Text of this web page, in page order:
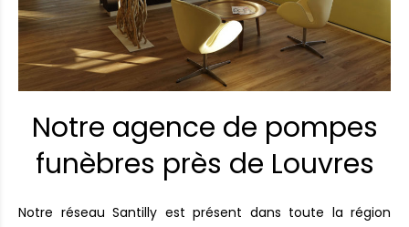
Notre agence de pompes
funèbres près de Louvres
Notre réseau Santilly est présent dans toute la région